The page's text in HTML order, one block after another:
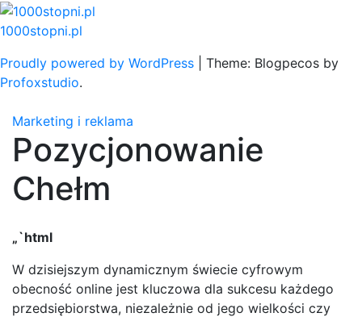
Skip
to
1000stopni.pl
Proudly powered by WordPress
Theme: Blogpecos by
Profoxstudio.
Marketing i reklama
Pozycjonowanie
Chełm
„`html
W dzisiejszym dynamicznym świecie cyfrowym
obecność online jest kluczowa dla sukcesu każdego
przedsiębiorstwa, niezależnie od jego wielkości czy